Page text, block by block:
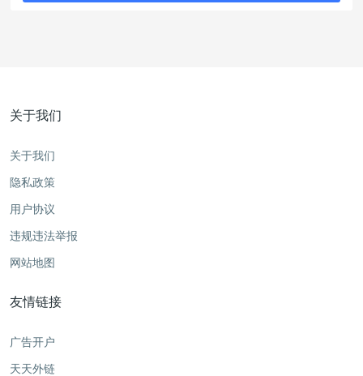
关于我们
关于我们
隐私政策
用户协议
违规违法举报
网站地图
友情链接
广告开户
天天外链